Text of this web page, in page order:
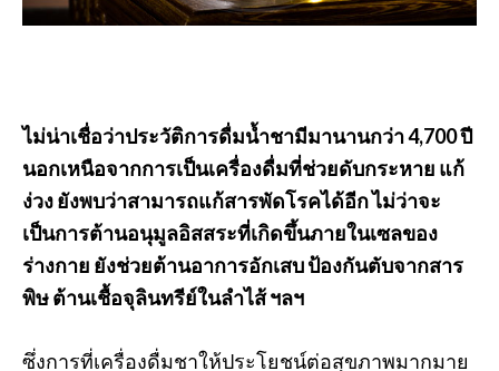
ไม่น่าเชื่อว่าประวัติการดื่มน้ำชามีมานานกว่า 4,700 ปี
นอกเหนือจากการเป็นเครื่องดื่มที่ช่วยดับกระหาย แก้
ง่วง ยังพบว่าสามารถแก้สารพัดโรคได้อีก ไม่ว่าจะ
เป็นการต้านอนุมูลอิสสระที่เกิดขึ้นภายในเซลของ
ร่างกาย ยังช่วยต้านอาการอักเสบ ป้องกันตับจากสาร
พิษ ต้านเชื้อจุลินทรีย์ในลำไส้ ฯลฯ
ซึ่งการที่เครื่องดื่มชาให้ประโยชน์ต่อสุขภาพมากมาย